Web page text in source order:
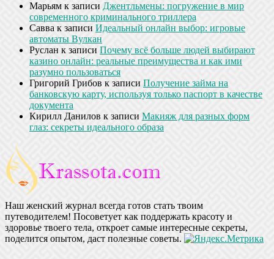
Марьям к записи Джентльмены: погружение в мир
современного криминального триллера
Савва к записи Идеальный онлайн выбор: игровые
автоматы Вулкан
Руслан к записи Почему всё больше людей выбирают
казино онлайн: реальные преимущества и как ими
разумно пользоваться
Григорий Грибов к записи Получение займа на
банковскую карту, используя только паспорт в качестве
документа
Кирилл Данилов к записи Макияж для разных форм
глаз: секреты идеального образа
Наш женский журнал всегда готов стать твоим
путеводителем! Посоветует как поддержать красоту и
здоровье твоего тела, откроет самые интересные секреты,
поделится опытом, даст полезные советы.